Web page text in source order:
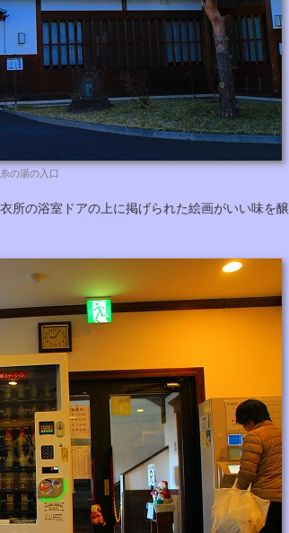
の湯の入口
所の浴室ドアの上に掲げられた絵画がいい味を醸